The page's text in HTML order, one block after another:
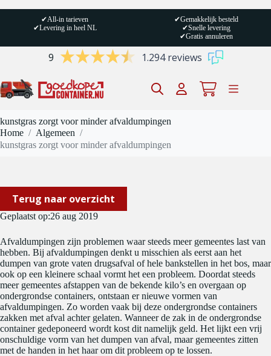
✔All-in tarieven
✔Levering in heel NL
✔Gemakkelijk besteld
✔Snelle levering
✔Gratis annuleren
9 1.294 reviews
Winkelwagen
kunstgras zorgt voor minder afvaldumpingen
Home / Algemeen /
kunstgras zorgt voor minder afvaldumpingen
Terug naar overzicht
Geplaatst op:26 aug 2019
Afvaldumpingen zijn problemen waar steeds meer gemeentes last van
hebben. Bij afvaldumpingen denkt u misschien als eerst aan het
dumpen van grote vaten drugsafval of hele bankstellen in het bos, maar
ook op een kleinere schaal vormt het een probleem. Doordat steeds
meer gemeentes afstappen van de bekende kilo’s en overgaan op
ondergrondse containers, ontstaan er nieuwe vormen van
afvaldumpingen. Zo worden vaak bij deze ondergrondse containers
zakken met afval achter gelaten. Wanneer de zak in de ondergrondse
container gedeponeerd wordt kost dit namelijk geld. Het lijkt een vrij
onschuldige vorm van het dumpen van afval, maar gemeentes zitten
met de handen in het haar om dit probleem op te lossen.